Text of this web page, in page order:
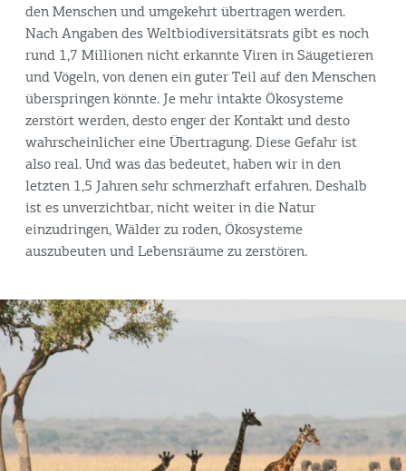
den Menschen und umgekehrt übertragen werden.
Nach Angaben des Weltbiodiversitätsrats gibt es noch
rund 1,7 Millionen nicht erkannte Viren in Säugetieren
und Vögeln, von denen ein guter Teil auf den Menschen
überspringen könnte. Je mehr intakte Ökosysteme
zerstört werden, desto enger der Kontakt und desto
wahrscheinlicher eine Übertragung. Diese Gefahr ist
also real. Und was das bedeutet, haben wir in den
letzten 1,5 Jahren sehr schmerzhaft erfahren. Deshalb
ist es unverzichtbar, nicht weiter in die Natur
einzudringen, Wälder zu roden, Ökosysteme
auszubeuten und Lebensräume zu zerstören.